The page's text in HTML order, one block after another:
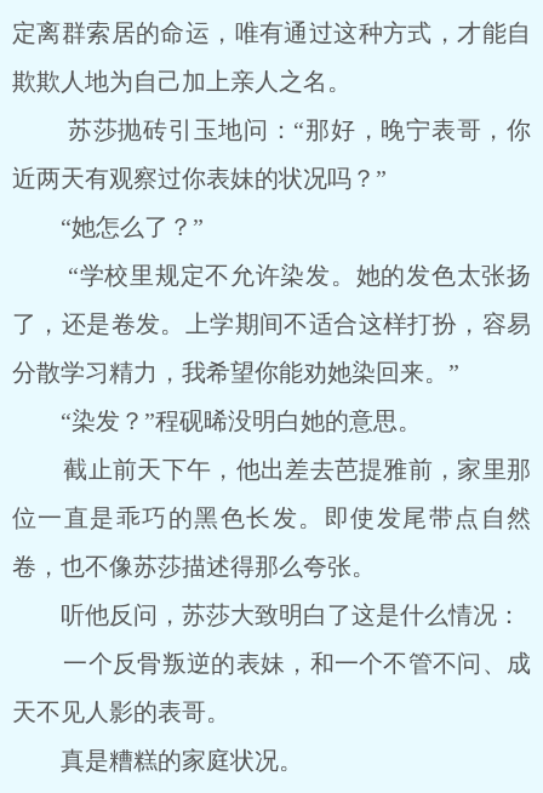
定离群索居的命运，唯有通过这种方式，才能自
欺欺人地为自己加上亲人之名。
苏莎抛砖引玉地问：“那好，晚宁表哥，你
近两天有观察过你表妹的状况吗？”
“她怎么了？”
“学校里规定不允许染发。她的发色太张扬
了，还是卷发。上学期间不适合这样打扮，容易
分散学习精力，我希望你能劝她染回来。”
“染发？”程砚晞没明白她的意思。
截止前天下午，他出差去芭提雅前，家里那
位一直是乖巧的黑色长发。即使发尾带点自然
卷，也不像苏莎描述得那么夸张。
听他反问，苏莎大致明白了这是什么情况：
一个反骨叛逆的表妹，和一个不管不问、成
天不见人影的表哥。
真是糟糕的家庭状况。